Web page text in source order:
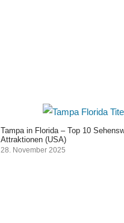
Tampa in Florida – Top 10
Attraktionen (USA)
28. November 2025